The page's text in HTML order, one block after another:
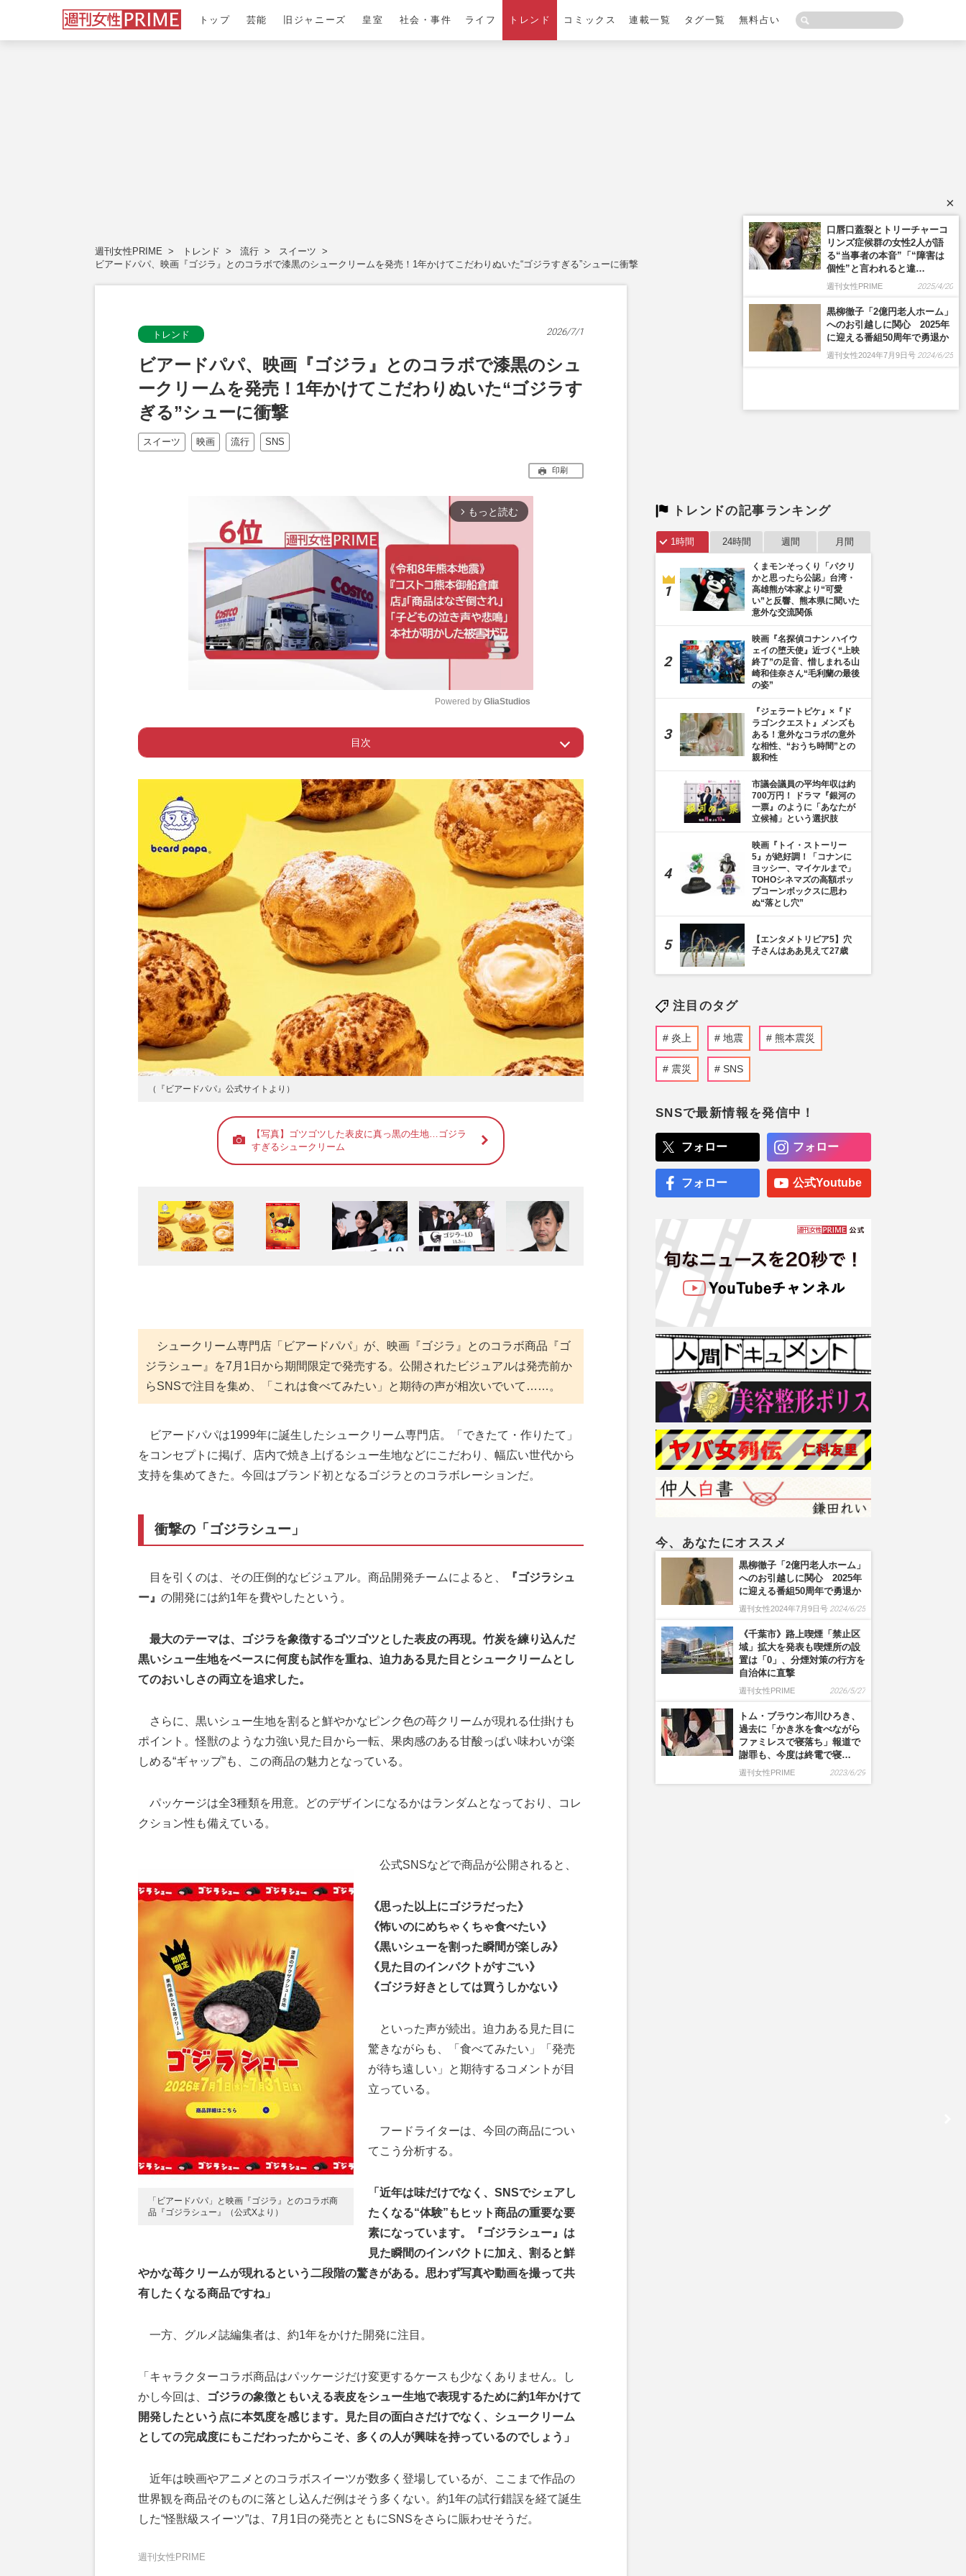
トップ 芸能 旧ジャニーズ 皇室 社会・事件 ライフ トレンド コミックス 連載一覧 タグ一覧 無料占い
週刊女性PRIME トレンド 流行
スイーツ
ビアードパパ、映画『ゴジラ』とのコラボで漆黒のシュークリームを発売！1年かけてこだわりぬいた“ゴジラすぎる”シューに衝撃
トレンド 2026/7/1
ビアードパパ、映画『ゴジラ』とのコラボで漆黒のシュ
ークリームを発売！1年かけてこだわりぬいた“ゴジラす
ぎる”シューに衝撃
スイーツ 映画 流行 SNS
印刷
arrow_forward_ios もっと読む
t
e
Powered by GliaStudios
目次
Page 1 ー 衝撃の「ゴジラシュー」
（『ビアードパパ』公式サイトより）
【写真】ゴツゴツした表皮に真っ黒の生地…ゴジラ
すぎるシュークリーム
シュークリーム専門店「ビアードパパ」が、映画『ゴジラ』とのコラボ商品『ゴ
ジラシュー』を7月1日から期間限定で発売する。公開されたビジュアルは発売前か
らSNSで注目を集め、「これは食べてみたい」と期待の声が相次いでいて……。
ビアードパパは1999年に誕生したシュークリーム専門店。「できたて・作りたて」
をコンセプトに掲げ、店内で焼き上げるシュー生地などにこだわり、幅広い世代から
支持を集めてきた。今回はブランド初となるゴジラとのコラボレーションだ。
衝撃の「ゴジラシュー」
目を引くのは、その圧倒的なビジュアル。商品開発チームによると、
『ゴジラシュ
ー』 の開発には約1年を費やしたという。
最大のテーマは、ゴジラを象徴するゴツゴツとした表皮の再現。竹炭を練り込んだ
黒いシュー生地をベースに何度も試作を重ね、迫力ある見た目とシュークリームとし
てのおいしさの両立を追求した。
さらに、黒いシュー生地を割ると鮮やかなピンク色の苺クリームが現れる仕掛けも
ポイント。怪獣のような力強い見た目から一転、果肉感のある甘酸っぱい味わいが楽
しめる“ギャップ”も、この商品の魅力となっている。
パッケージは全3種類を用意。どのデザインになるかはランダムとなっており、コレ
クション性も備えている。
「ビアードパパ」と映画『ゴジラ』とのコラボ商
品『ゴジラシュー』（公式Xより）
公式SNSなどで商品が公開されると、
《思った以上にゴジラだった》
《怖いのにめちゃくちゃ食べたい》
《黒いシューを割った瞬間が楽しみ》
《見た目のインパクトがすごい》
《ゴジラ好きとしては買うしかない》
といった声が続出。迫力ある見た目に
驚きながらも、「食べてみたい」「発売
が待ち遠しい」と期待するコメントが目
立っている。
フードライターは、今回の商品につい
てこう分析する。
「近年は味だけでなく、SNSでシェアし
たくなる“体験”もヒット商品の重要な要
素になっています。『ゴジラシュー』は
見た瞬間のインパクトに加え、割ると鮮
やかな苺クリームが現れるという二段階の驚きがある。思わず写真や動画を撮って共
有したくなる商品ですね」
一方、グルメ誌編集者は、約1年をかけた開発に注目。
「キャラクターコラボ商品はパッケージだけ変更するケースも少なくありません。し
かし今回は、
ゴジラの象徴ともいえる表皮をシュー生地で表現するために約1年かけて
開発したという点に本気度を感じます。見た目の面白さだけでなく、シュークリーム
としての完成度にもこだわったからこそ、多くの人が興味を持っているのでしょう」
近年は映画やアニメとのコラボスイーツが数多く登場しているが、ここまで作品の
世界観を商品そのものに落とし込んだ例はそう多くない。約1年の試行錯誤を経て誕生
した“怪獣級スイーツ”は、7月1日の発売とともにSNSをさらに賑わせそうだ。
週刊女性PRIME
トレンドの記事ランキング
1時間 24時間 週間 月間
くまモンそっくり「パクリ
かと思ったら公認」台湾・
高雄熊が本家より“可愛
い”と反響、熊本県に聞いた
意外な交流関係
映画『名探偵コナン ハイウ
ェイの堕天使』近づく“上映
終了”の足音、惜しまれる山
崎和佳奈さん“毛利蘭の最後
の姿”
『ジェラートピケ』×『ド
ラゴンクエスト』メンズも
ある！意外なコラボの意外
な相性、“おうち時間”との
親和性
市議会議員の平均年収は約
700万円！ ドラマ『銀河の
一票』のように「あなたが
立候補」という選択肢
映画『トイ・ストーリー
5』が絶好調！「コナンに
ヨッシー、マイケルまで」
TOHOシネマズの高額ポッ
プコーンボックスに思わ
ぬ“落とし穴”
【エンタメトリビア5】穴
子さんはああ見えて27歳
注目のタグ
炎上 地震 熊本震災
震災 SNS
SNSで最新情報を発信中！
フォロー フォロー
フォロー 公式Youtube
今、あなたにオススメ
黒柳徹子「2億円老人ホーム」
へのお引越しに関心 2025年
に迎える番組50周年で勇退か
週刊女性2024年7月9日号 2024/6/25
《千葉市》路上喫煙「禁止区
域」拡大を発表も喫煙所の設
置は「0」、分煙対策の行方を
自治体に直撃
週刊女性PRIME 2026/5/27
トム・ブラウン布川ひろき、
過去に「かき氷を食べながら
ファミレスで寝落ち」報道で
謝罪も、今度は終電で寝…
週刊女性PRIME 2023/6/29
×